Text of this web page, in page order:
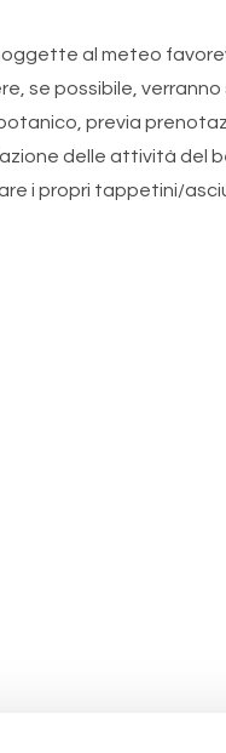
al meteo
se possibile,
previa
delle attività del
i propri tappetini/